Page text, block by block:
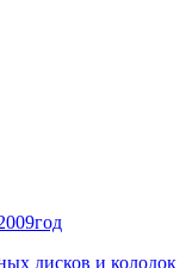
дисков и колодок